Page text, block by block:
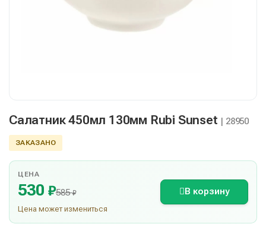
Салатник 450мл 130мм Rubi Sunset | 28950
ЗАКАЗАНО
ЦЕНА
530 ₽585₽
Цена может измениться
В корзину